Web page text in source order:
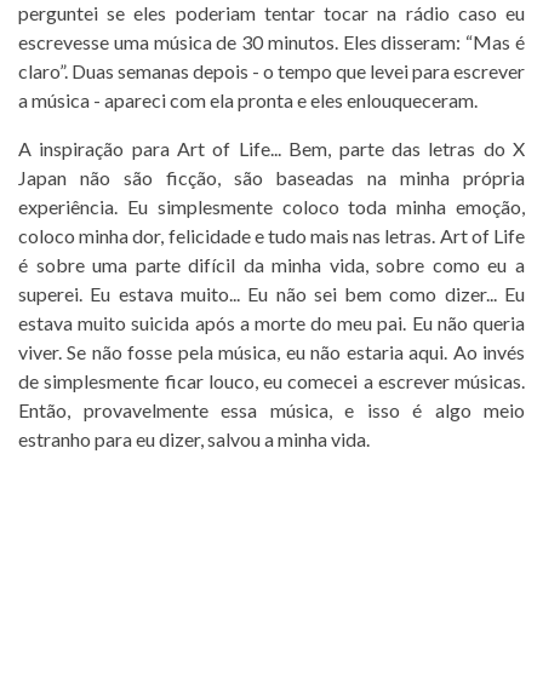
perguntei se eles poderiam tentar tocar na rádio caso eu
escrevesse uma música de 30 minutos. Eles disseram: “Mas é
claro”. Duas semanas depois - o tempo que levei para escrever
a música - apareci com ela pronta e eles enlouqueceram.
A inspiração para Art of Life... Bem, parte das letras do X
Japan não são ficção, são baseadas na minha própria
experiência. Eu simplesmente coloco toda minha emoção,
coloco minha dor, felicidade e tudo mais nas letras. Art of Life
é sobre uma parte difícil da minha vida, sobre como eu a
superei. Eu estava muito... Eu não sei bem como dizer... Eu
estava muito suicida após a morte do meu pai. Eu não queria
viver. Se não fosse pela música, eu não estaria aqui. Ao invés
de simplesmente ficar louco, eu comecei a escrever músicas.
Então, provavelmente essa música, e isso é algo meio
estranho para eu dizer, salvou a minha vida.